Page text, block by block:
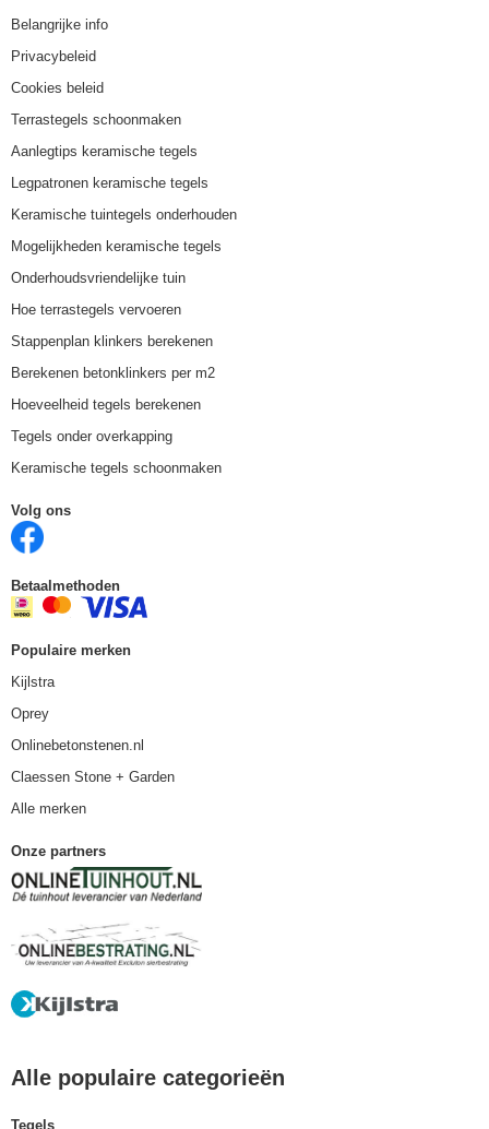
Belangrijke info
Privacybeleid
Cookies beleid
Terrastegels schoonmaken
Aanlegtips keramische tegels
Legpatronen keramische tegels
Keramische tuintegels onderhouden
Mogelijkheden keramische tegels
Onderhoudsvriendelijke tuin
Hoe terrastegels vervoeren
Stappenplan klinkers berekenen
Berekenen betonklinkers per m2
Hoeveelheid tegels berekenen
Tegels onder overkapping
Keramische tegels schoonmaken
Volg ons
Betaalmethoden
Populaire merken
Kijlstra
Oprey
Onlinebetonstenen.nl
Claessen Stone + Garden
Alle merken
Onze partners
Alle populaire categorieën
Tegels